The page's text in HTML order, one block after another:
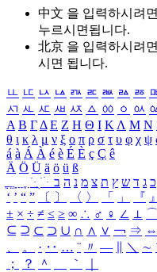
中文 을 입력하시려면
누르시면됩니다.
北京 을 입력하시려면
시면 됩니다.
ㅥ ㅦ ㅧ ㅨ ㅩ ㅪ ㅫ ㅬ ㅭ
ㅺ ㅻ ㅼ ㅽ ㅾ ㅿ ㆀ ㆁ ㆂ
Α Β ΓΔ Ε Ζ Η Θ Ι ΚΛ Μ Ν
θ ι κ λ μ ν ξ ο π ρ σ τ υ φ χ ψ
á à Á À é è É È ç Ç ê
Ä Ö Ü ä ö ü ß
ִֶֹ ֻּ ׁׂ כ ג ד ש ץ ת צ מ נ ה ב
‘ ’ “ ” 〔 〕 〈 〉 「 」 『 』
± × ÷ ≠ ≤ ≥ ∞ ∴ ♂ ♀ ∠ ⊥ ⌒
⊆ ⊇ ⊂ ⊃ ∪ ∩ ∧ ∨ ￢ ⇒ ⇔
、
。 · ‥ … ¨ 〃 ― ＼ ∼
；
？ ＾ ｀